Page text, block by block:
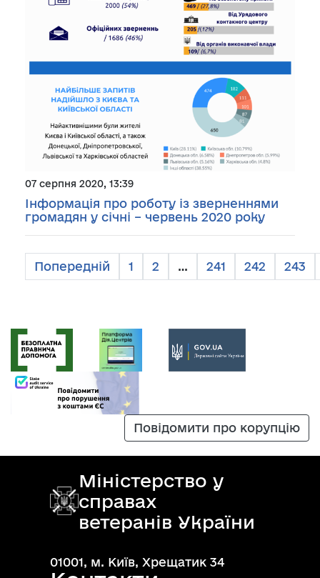
07 серпня 2020, 13:39
Інформація про роботу із зверненнями
громадян у січні – червень 2020 року
Попередній 1 2 … 241 242 243
Повідомити про корупцію
Міністерство у
справах
ветеранів України
01001, м. Київ, Хрещатик 34